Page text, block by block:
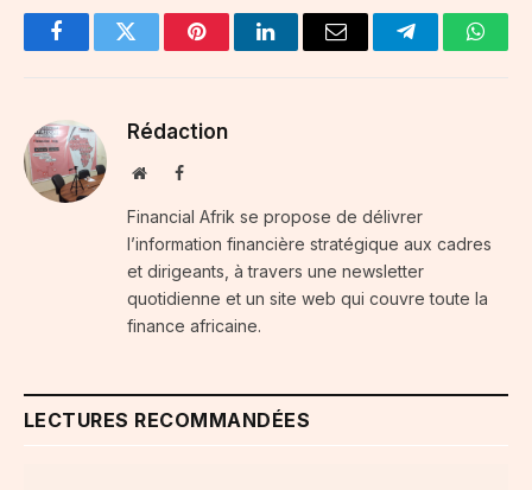
FacebookTwitter PinterestLinkedInEmail Telegram
Rédaction
WebsiteFacebook
Financial Afrik se propose de délivrer
l’information financière stratégique aux cadres
et dirigeants, à travers une newsletter
quotidienne et un site web qui couvre toute la
finance africaine.
LECTURES RECOMMANDÉES